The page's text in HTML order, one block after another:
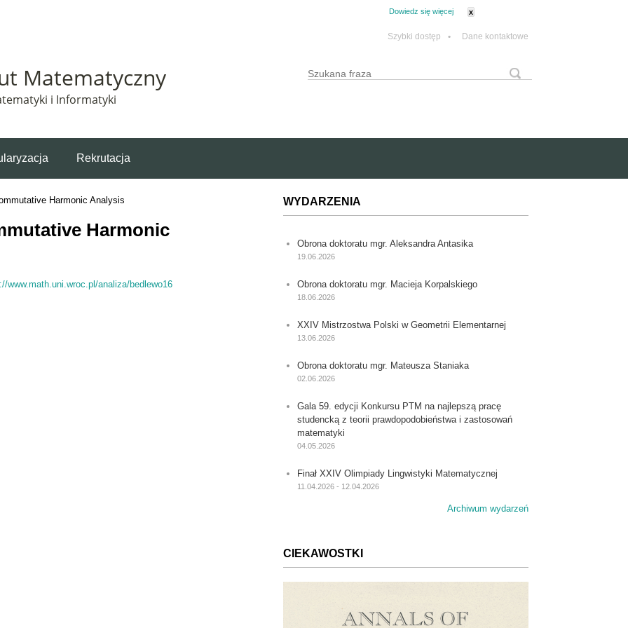
Dowiedz się więcej x
Szybki dostęp • Dane kontaktowe
Matematyczny
i Informatyki
Formularz wyszukiwania
Wyszukaj
Rekrutacja
Harmonic Analysis
Harmonic
www.math.uni.wroc.pl/analiza/bedlewo16
WYDARZENIA
Obrona doktoratu mgr. Aleksandra Antasika
19.06.2026
Obrona doktoratu mgr. Macieja Korpalskiego
18.06.2026
XXIV Mistrzostwa Polski w Geometrii Elementarnej
13.06.2026
Obrona doktoratu mgr. Mateusza Staniaka
02.06.2026
Gala 59. edycji Konkursu PTM na najlepszą pracę
studencką z teorii prawdopodobieństwa i zastosowań
matematyki
04.05.2026
Finał XXIV Olimpiady Lingwistyki Matematycznej
11.04.2026 - 12.04.2026
Archiwum wydarzeń
CIEKAWOSTKI